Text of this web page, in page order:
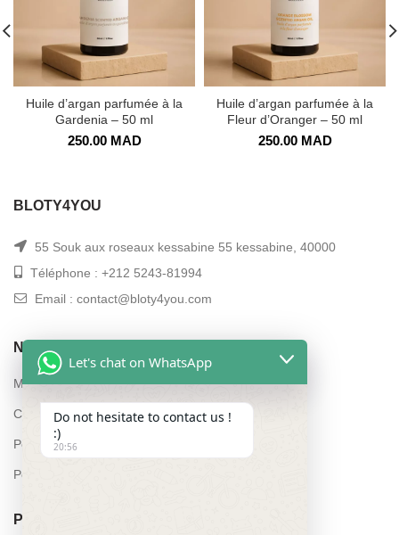
Huile d’argan parfumée à la
Gardenia – 50 ml
250.00MAD
Huile d’argan parfumée à la
Fleur d’Oranger – 50 ml
250.00MAD
BLOTY4YOU
55 Souk aux roseaux kessabine 55 kessabine, 40000
Téléphone : +212 5243-81994
Email : contact@bloty4you.com
NAVIGATION
Mon compte
Conditions générales de vente
Politique de remboursement et de retours
Politique de confidentialité
POUR PLUS D’INFORMATIONS
Let's chat on WhatsApp
Do not hesitate to contact us !
:)
20:56